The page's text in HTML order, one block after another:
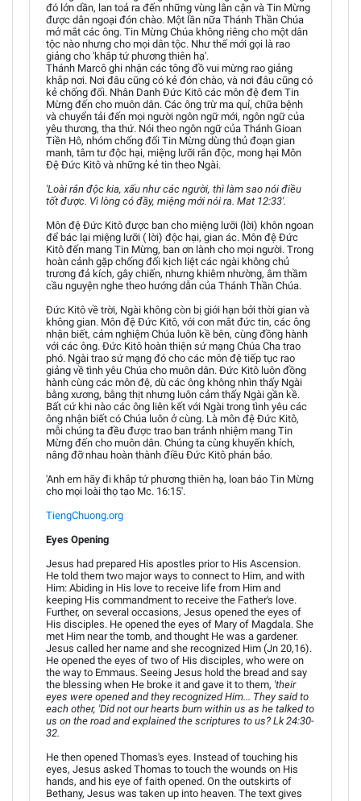
đó lớn dần, lan toả ra đến những vùng lân cận và Tin Mừng
được dân ngoại đón chào. Một lần nữa Thánh Thần Chúa
mở mắt các ông. Tin Mừng Chúa không riêng cho một dân
tộc nào nhưng cho mọi dân tộc. Như thế mới gọi là rao
giảng cho 'khắp tứ phương thiên hạ'.
Thánh Marcô ghi nhận các tông đồ vui mừng rao giảng
khắp nơi. Nơi đâu cũng có kẻ đón chào, và nơi đâu cũng có
kẻ chống đối. Nhân Danh Đức Kitô các môn đệ đem Tin
Mừng đến cho muôn dân. Các ông trừ ma quỉ, chữa bệnh
và chuyển tải đến mọi người ngôn ngữ mới, ngôn ngữ của
yêu thương, tha thứ. Nói theo ngôn ngữ của Thánh Gioan
Tiền Hô, nhóm chống đối Tin Mừng dùng thủ đoạn gian
manh, tâm tư độc hại, miệng lưỡi rắn độc, mong hại Môn
Đệ Đức Kitô và những kẻ tin theo Ngài.
'Loài rắn độc kia, xấu như các người, thì làm sao nói điều
tốt được. Vì lòng có đầy, miệng mới nói ra. Mat 12:33'.
Môn đệ Đức Kitô được ban cho miệng lưỡi (lời) khôn ngoan
để bác lại miệng lưỡi ( lời) độc hại, gian ác. Môn đệ Đức
Kitô đến mang Tin Mừng, ban ơn lành cho mọi người. Trong
hoàn cảnh gặp chống đối kịch liệt các ngài không chủ
trương đả kích, gây chiến, nhưng khiêm nhường, âm thầm
cầu nguyện nghe theo hướng dẫn của Thánh Thần Chúa.
Đức Kitô về trời, Ngài không còn bị giới hạn bởi thời gian và
không gian. Môn đệ Đức Kitô, với con mắt đức tin, các ông
nhận biết, cảm nghiệm Chúa luôn kề bên, cùng đồng hành
với các ông. Đức Kitô hoàn thiện sứ mạng Chúa Cha trao
phó. Ngài trao sứ mạng đó cho các môn đệ tiếp tục rao
giảng về tình yêu Chúa cho muôn dân. Đức Kitô luôn đồng
hành cùng các môn đệ, dù các ông không nhìn thấy Ngài
bằng xương, bằng thịt nhưng luôn cảm thấy Ngài gần kề.
Bất cứ khi nào các ông liên kết với Ngài trong tình yêu các
ông nhận biết có Chúa luôn ở cùng. Là môn đệ Đức Kitô,
mỗi chúng ta đều được trao ban tránh nhiệm mang Tin
Mừng đến cho muôn dân. Chúng ta cùng khuyến khích,
nâng đỡ nhau hoàn thành điều Đức Kitô phán bảo.
'Anh em hãy đi khắp tứ phương thiên hạ, loan báo Tin Mừng
cho mọi loài thọ tạo Mc. 16:15'.
TiengChuong.org
Eyes Opening
Jesus had prepared His apostles prior to His Ascension.
He told them two major ways to connect to Him, and with
Him: Abiding in His love to receive life from Him and
keeping His commandment to receive the Father's love.
Further, on several occasions, Jesus opened the eyes of
His disciples. He opened the eyes of Mary of Magdala. She
met Him near the tomb, and thought He was a gardener.
Jesus called her name and she recognized Him (Jn 20,16).
He opened the eyes of two of His disciples, who were on
the way to Emmaus. Seeing Jesus hold the bread and say
the blessing when He broke it and gave it to them, 'their
eyes were opened and they recognized Him... They said to
each other, 'Did not our hearts burn within us as he talked to
us on the road and explained the scriptures to us? Lk 24:30-
32.
He then opened Thomas's eyes. Instead of touching his
eyes, Jesus asked Thomas to touch the wounds on His
hands, and his eye of faith opened. On the outskirts of
Bethany, Jesus was taken up into heaven. The text gives